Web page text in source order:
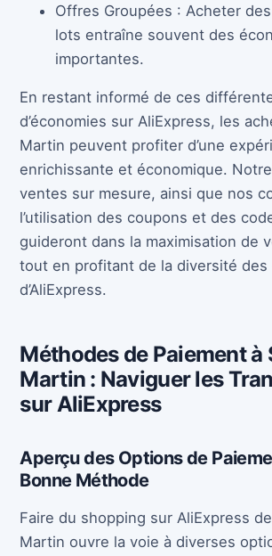
Offres Groupées : Acheter
lots entraîne souvent des
importantes.
En restant informé de ces
d’économies sur AliExpress, les
Martin peuvent profiter d’une
enrichissante et économique.
ventes sur mesure, ainsi que nos
l’utilisation des coupons et des
guideront dans la maximisation de
tout en profitant de la diversité des
d’AliExpress.
Méthodes de Paiement à
Martin : Naviguer les
sur AliExpress
Aperçu des Options de
Bonne Méthode
Faire du shopping sur AliExpress
Martin ouvre la voie à diverses